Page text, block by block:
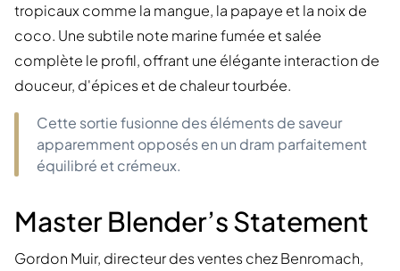
tropicaux comme la mangue, la papaye et la noix de
coco. Une subtile note marine fumée et salée
complète le profil, offrant une élégante interaction de
douceur, d'épices et de chaleur tourbée.
Cette sortie fusionne des éléments de saveur
apparemment opposés en un dram parfaitement
équilibré et crémeux.
Master Blender’s Statement
Gordon Muir, directeur des ventes chez Benromach,